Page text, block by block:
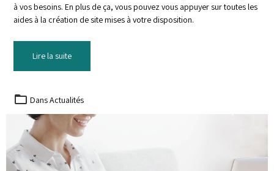
à vos besoins. En plus de ça, vous pouvez vous appuyer sur toutes les
aides à la création de site mises à votre disposition.
Lire la suite
DansActualités